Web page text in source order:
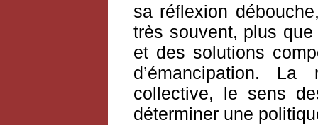
sa réflexion
très souvent, plus
et des solutions
d’émancipation.
collective, le sens
déterminer une